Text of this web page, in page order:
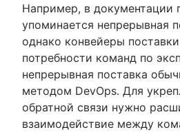
Например, в документации
упоминается непрерывная
однако конвейеры
потребности команд по
непрерывная поставка
методом DevOps. Для
обратной связи нужно
взаимодействие между